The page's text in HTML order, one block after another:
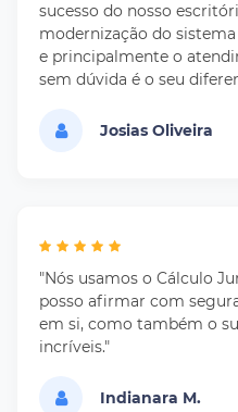
sucesso do nosso
modernização do
e principalmente o
sem dúvida é o seu
Josias Oliveira
"Nós usamos o Cálculo
posso afirmar com
em si, como também o
incríveis."
Indianara M.